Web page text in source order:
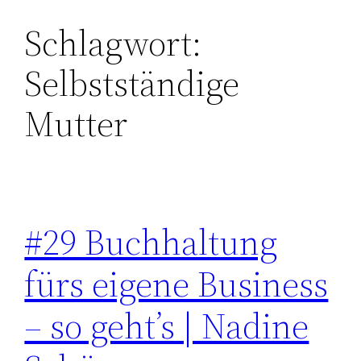
Zum
Inhalt
springen
Schlagwort:
Selbstständige
Mutter
#29 Buchhaltung
fürs eigene Business
– so geht’s | Nadine